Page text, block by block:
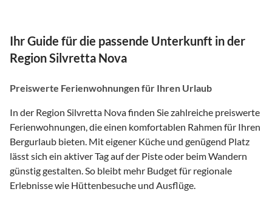
Ihr Guide für die passende Unterkunft in der
Region Silvretta Nova
Preiswerte Ferienwohnungen für Ihren Urlaub
In der Region Silvretta Nova finden Sie zahlreiche preiswerte
Ferienwohnungen, die einen komfortablen Rahmen für Ihren
Bergurlaub bieten. Mit eigener Küche und genügend Platz
lässt sich ein aktiver Tag auf der Piste oder beim Wandern
günstig gestalten. So bleibt mehr Budget für regionale
Erlebnisse wie Hüttenbesuche und Ausflüge.